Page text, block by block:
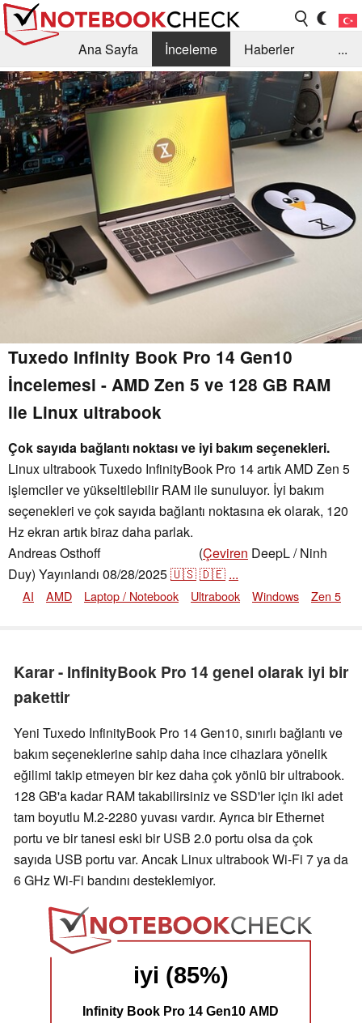
Ana Sayfa İnceleme
Haberler
Öneri /SSS
Kütüphane
Satın Alma Rehberi
Arama
İletişim
...
Tuxedo Infinity Book Pro 14 Gen10
İncelemesi - AMD Zen 5 ve 128 GB RAM
ile Linux ultrabook
Çok sayıda bağlantı noktası ve iyi bakım seçenekleri.
Linux ultrabook Tuxedo InfinityBook Pro 14 artık AMD Zen 5
işlemciler ve yükseltilebilir RAM ile sunuluyor. İyi bakım
seçenekleri ve çok sayıda bağlantı noktasına ek olarak, 120
Hz ekran artık biraz daha parlak.
Andreas Osthoff
(Çeviren DeepL / Ninh
Duy) Yayınlandı 08/28/2025🇺🇸🇩🇪 ...
AI AMD Laptop / Notebook Ultrabook Windows Zen 5
Karar - InfinityBook Pro 14 genel olarak iyi bir
pakettir
Yeni Tuxedo InfinityBook Pro 14 Gen10, sınırlı bağlantı ve
bakım seçeneklerine sahip daha ince cihazlara yönelik
eğilimi takip etmeyen bir kez daha çok yönlü bir ultrabook.
128 GB'a kadar RAM takabilirsiniz ve SSD'ler için iki adet
tam boyutlu M.2-2280 yuvası vardır. Ayrıca bir Ethernet
portu ve bir tanesi eski bir USB 2.0 portu olsa da çok
sayıda USB portu var. Ancak Linux ultrabook Wi-Fi 7 ya da
6 GHz Wi-Fi bandını desteklemiyor.
iyi (85%)
Infinity Book Pro 14 Gen10 AMD